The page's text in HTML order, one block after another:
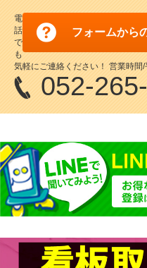
フォームから
電
話
で
も
気軽にご連絡ください！ 営業時間
052-